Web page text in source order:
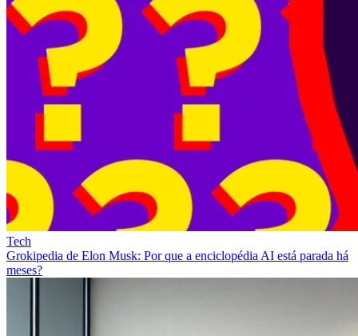
Tech
Grokipedia de Elon Musk: Por que a enciclopédia AI está parada há
meses?